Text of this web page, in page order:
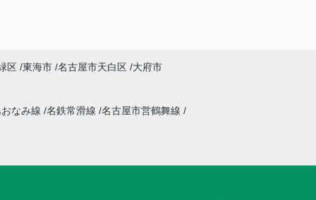
区 東海市 名古屋市天白区 大府市
なみ線 名鉄常滑線 名古屋市営鶴舞線